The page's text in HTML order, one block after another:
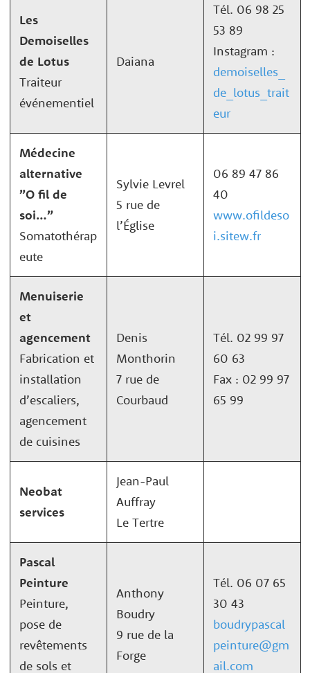
Les
Demoiselles
de Lotus
Traiteur
événementiel
Daiana
Tél. 06 98 25
53 89
Instagram :
demoiselles_
de_lotus_trait
eur
Médecine
alternative
”O fil de
soi…”
Somatothérap
eute
Sylvie Levrel
5 rue de
l’Église
06 89 47 86
40
www.ofildeso
i.sitew.fr
Menuiserie
et
agencement
Fabrication et
installation
d’escaliers,
agencement
de cuisines
Denis
Monthorin
7 rue de
Courbaud
Tél. 02 99 97
60 63
Fax : 02 99 97
65 99
Neobat
services
Jean-Paul
Auffray
Le Tertre
Pascal
Peinture
Peinture,
pose de
revêtements
de sols et
Anthony
Boudry
9 rue de la
Forge
Tél. 06 07 65
30 43
boudrypascal
peinture@gm
ail.com